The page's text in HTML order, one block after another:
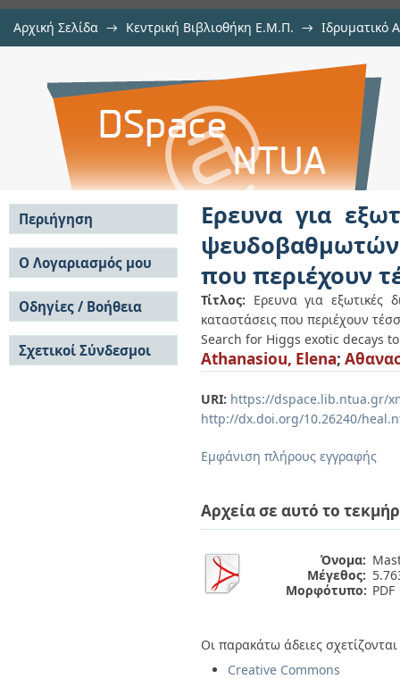
Αρχική Σελίδα → Κεντρική Βιβλιοθήκη Ε.Μ.Π. → Ιδρυματικό
Ερευνα για εξωτικές
μποζονίων με τελικές
Ερευνα για
που περιέχουν
Τίτλος: Ερευνα για εξωτικές
καταστάσεις που περιέχουν
Search for Higgs exotic decays
Athanasiou, Elena;
URI: https://dspace.lib.ntua.gr/
http://dx.doi.org/10.26240/
Εμφάνιση πλήρους εγγραφής
Αρχεία σε αυτό το
Όνομα:
Μέγεθος:
Μορφότυπο: PDF
Οι παρακάτω άδειες
Creative Commons
Περιήγηση
Σε όλο το DSpace
Κοινότητες & Συλλογές
Ανά Ημερομηνία
Έκδοσης
Συγγραφείς
Τίτλοι
Θέματα
Ο Λογαριασμός μου
Σύνδεση
Εγγραφή
Οδηγίες / Βοήθεια
Οδηγίες Υποβολής
Οδηγίες Χρήσης ΙΑ
Συχνές Ερωτήσεις
Σχετικοί Σύνδεσμοι